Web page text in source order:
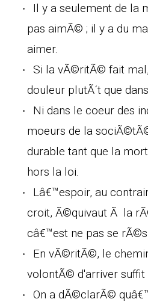
Il y a seulement de la
pas aimÃ© ; il y a du
aimer.
Si la vÃ©ritÃ© fait
douleur plutÃ´t que
Ni dans le coeur des
moeurs de la
durable tant que la
hors la loi.
Lâ€™espoir, au
croit, Ã©quivaut Ã la
câ€™est ne pas se
En vÃ©ritÃ©, le
volontÃ© d'arriver
On a dÃ©clarÃ©